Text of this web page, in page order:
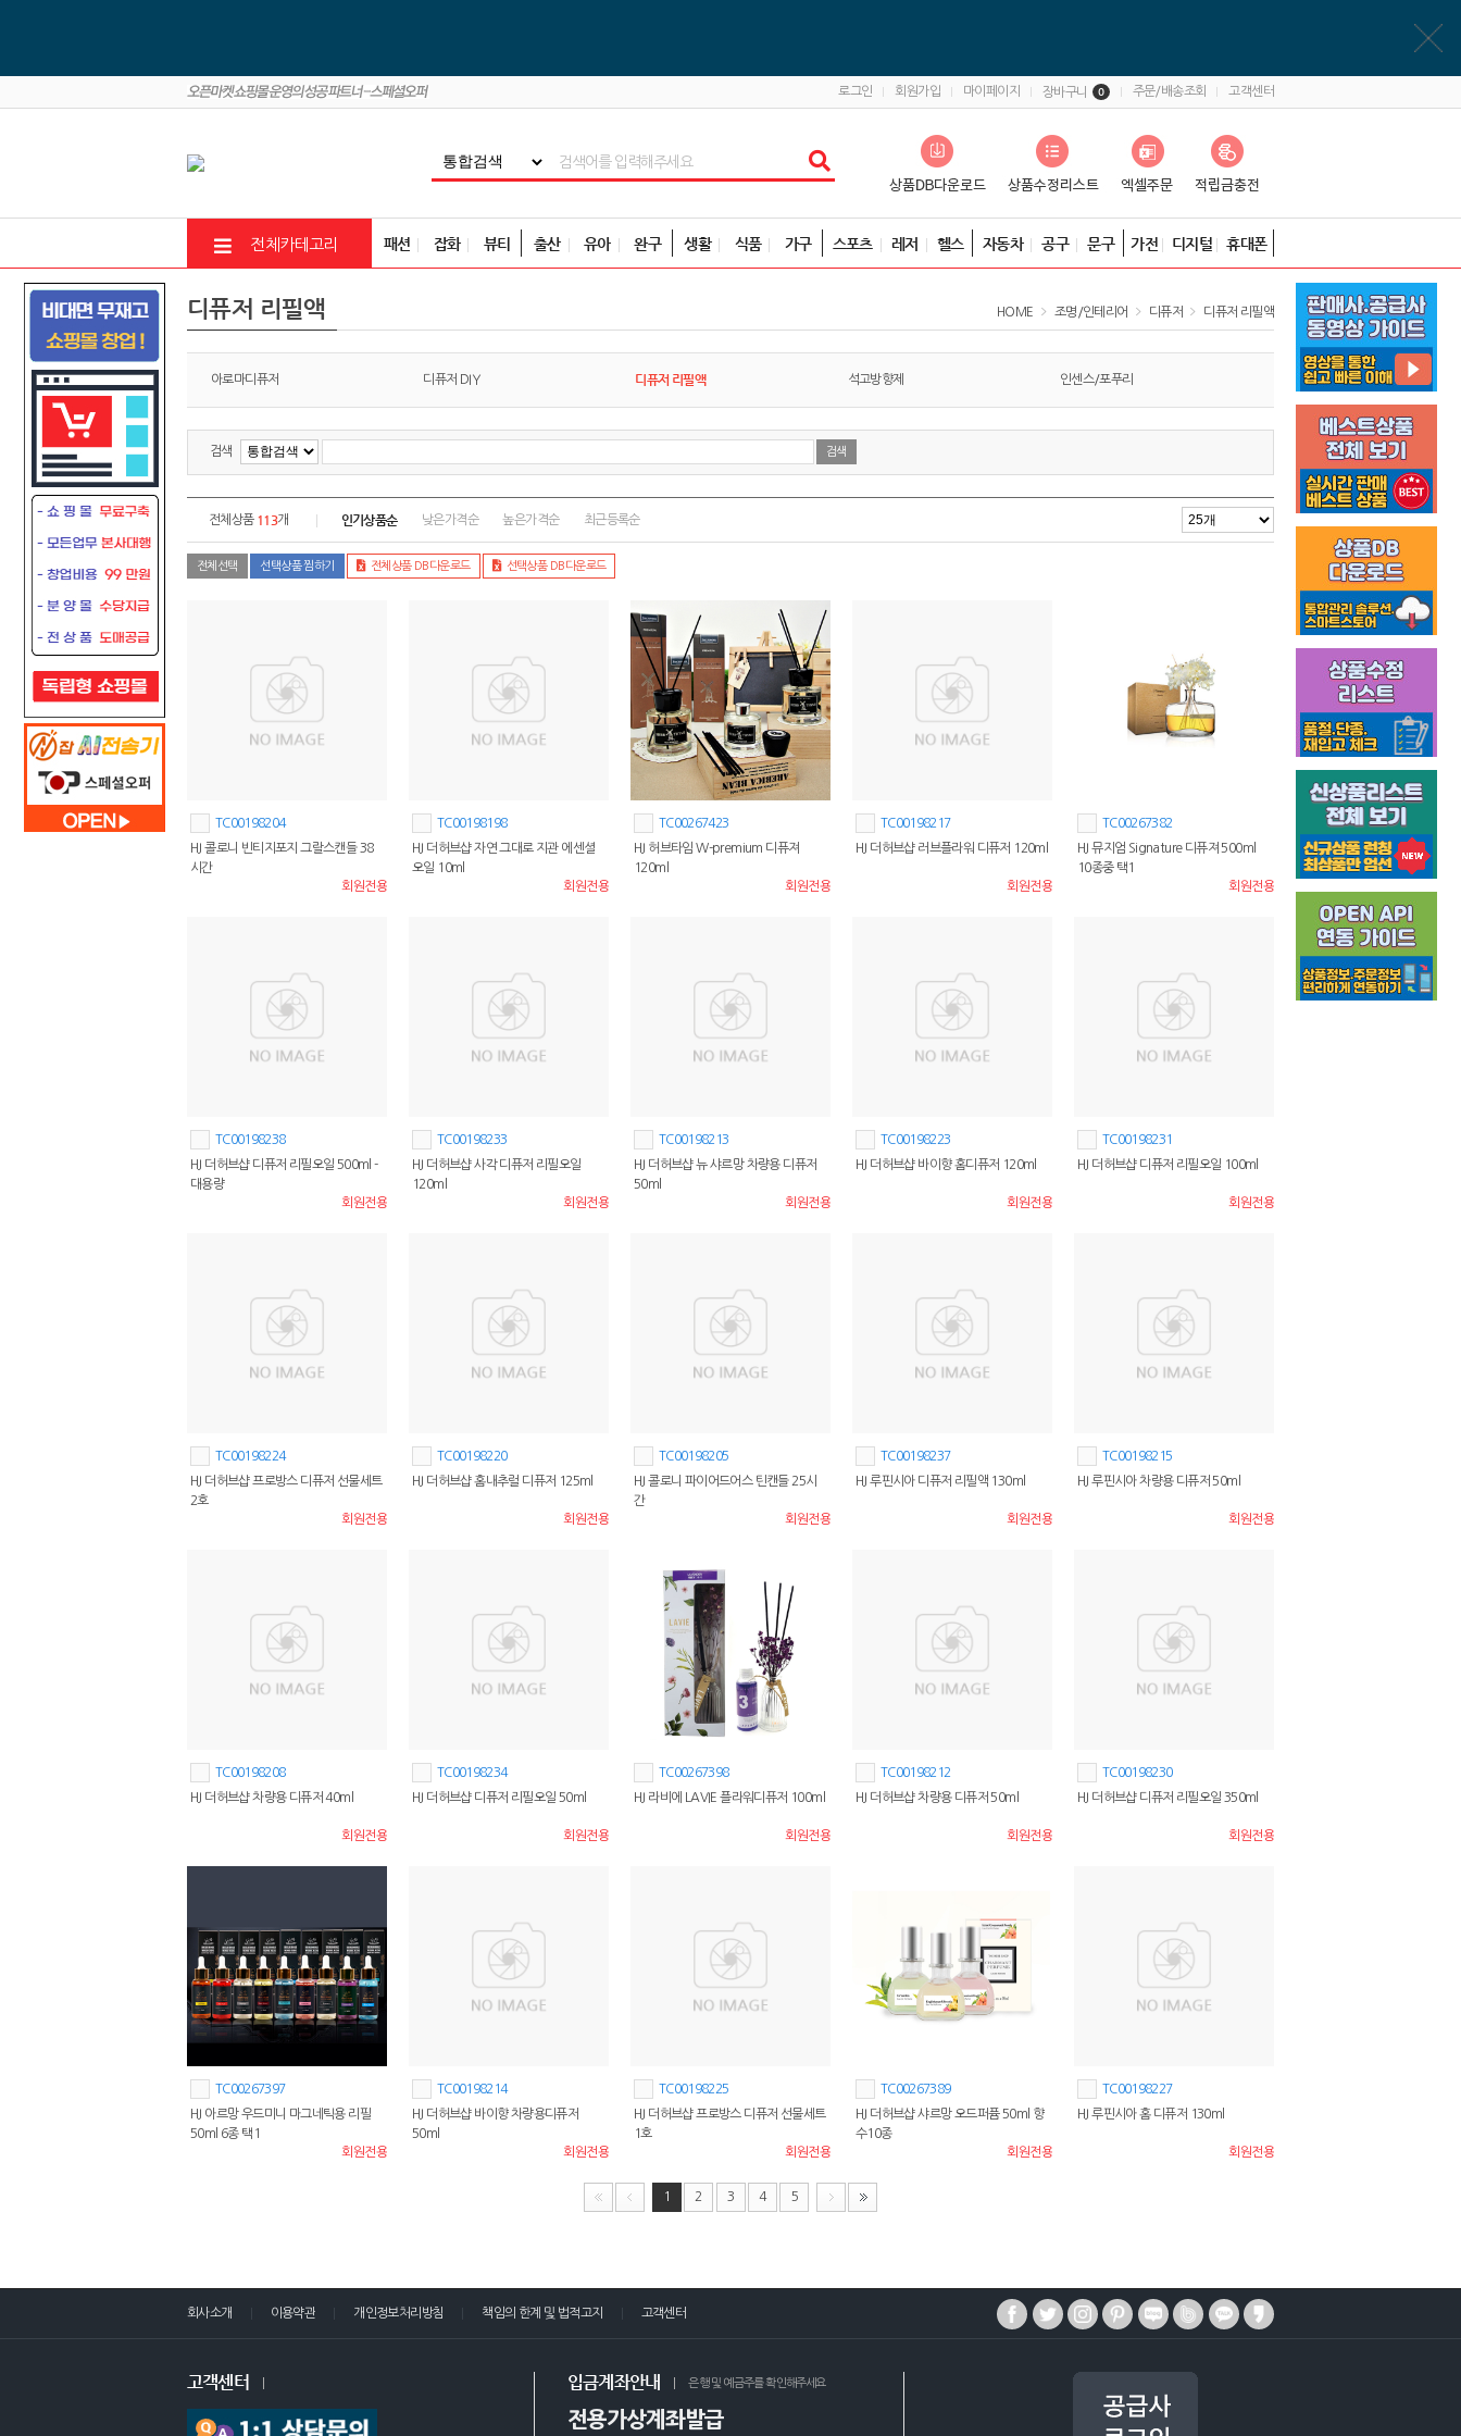
로그인 회원가입 마이페이지 장바구니 0 주문/배송조회 고객센터
전체카테고리 패션 잡화 뷰티 출산 유아 완구 생활 식품 가구 스포츠 레저 헬스 자동차 공구 문구 가전 디지털 휴대폰
디퓨저 리필액 HOME 조명/인테리어 디퓨저 디퓨저 리필액
아로마디퓨저 디퓨저 DIY 디퓨저 리필액 석고방향제 인센스/포푸리
검색
전체상품 113개 인기상품순 낮은가격순 높은가격순 최근등록순
전체선택 선택상품 찜하기 전체상품 DB다운로드 선택상품 DB다운로드
TC00198204
HJ 콜로니 빈티지포지 그랄스캔들 38
시간
회원전용
TC00198198
HJ 더허브샵 자연 그대로 지관 에센셜
오일 10ml
회원전용
TC00267423
HJ 허브타임 W-premium 디퓨져
120ml
회원전용
TC00198217
HJ 더허브샵 러브플라워 디퓨저 120ml
회원전용
TC00267382
HJ 뮤지엄 Signature 디퓨져 500ml
10종중 택1
회원전용
TC00198238
HJ 더허브샵 디퓨저 리필오일 500ml -
대용량
회원전용
TC00198233
HJ 더허브샵 사각 디퓨저 리필오일
120ml
회원전용
TC00198213
HJ 더허브샵 뉴 샤르망 차량용 디퓨저
50ml
회원전용
TC00198223
HJ 더허브샵 바이향 홈디퓨저 120ml
회원전용
TC00198231
HJ 더허브샵 디퓨저 리필오일 100ml
회원전용
TC00198224
HJ 더허브샵 프로방스 디퓨저 선물세트
2호
회원전용
TC00198220
HJ 더허브샵 홈내추럴 디퓨저 125ml
회원전용
TC00198205
HJ 콜로니 파이어드어스 틴캔들 25시
간
회원전용
TC00198237
HJ 루핀시아 디퓨저 리필액 130ml
회원전용
TC00198215
HJ 루핀시아 차량용 디퓨저 50ml
회원전용
TC00198208
HJ 더허브샵 차량용 디퓨저 40ml
회원전용
TC00198234
HJ 더허브샵 디퓨저 리필오일 50ml
회원전용
TC00267398
HJ 라비에 LAVIE 플라워디퓨저 100ml
회원전용
TC00198212
HJ 더허브샵 차량용 디퓨저 50ml
회원전용
TC00198230
HJ 더허브샵 디퓨저 리필오일 350ml
회원전용
TC00267397
HJ 아르망 우드미니 마그네틱용 리필
50ml 6종 택1
회원전용
TC00198214
HJ 더허브샵 바이향 차량용디퓨저
50ml
회원전용
TC00198225
HJ 더허브샵 프로방스 디퓨저 선물세트
1호
회원전용
TC00267389
HJ 더허브샵 샤르망 오드퍼퓸 50ml 향
수10종
회원전용
TC00198227
HJ 루핀시아 홈 디퓨저 130ml
회원전용
1 2 3 4 5
회사소개 이용약관 개인정보처리방침 책임의 한계 및 법적고지 고객센터
고객센터 입금계좌안내 은행 및 예금주를 확인해주세요
전용가상계좌발급